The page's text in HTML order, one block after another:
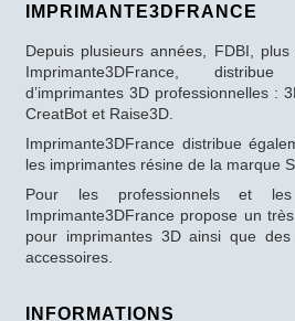
IMPRIMANTE3DFRANCE
Depuis plusieurs années, FDBI,
Imprimante3DFrance,
d’imprimantes 3D professionnelles :
CreatBot et Raise3D.
Imprimante3DFrance distribue
les imprimantes résine de la marque
Pour les professionnels et les
Imprimante3DFrance propose un
pour imprimantes 3D ainsi que
accessoires.
INFORMATIONS